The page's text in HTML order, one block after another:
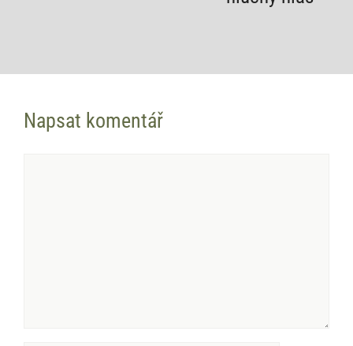
Napsat komentář